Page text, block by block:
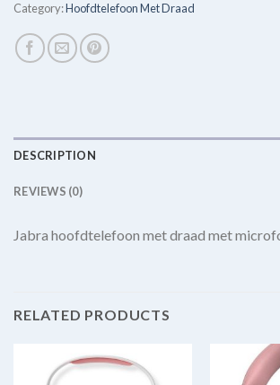
Category:Hoofdtelefoon Met Draad
DESCRIPTION
REVIEWS (0)
Jabra hoofdtelefoon met draad met
RELATED PRODUCTS